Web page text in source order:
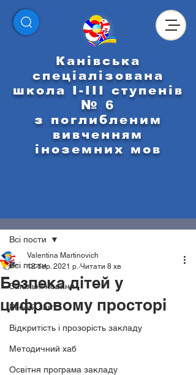
Канівська
спеціалізована
школа І-ІІІ ступенів
№ 6
з поглибленим
вивченням
іноземних мов
Всі пости
Загальні новини
Річний звіт
Відкритість і прозорість закладу
Методичний хаб
Освітня програма закладу
Всі пости
Безпека дітей у
цифровому просторі
Valentina Martinovich
12 бер. 2021 р. Читати 8 хв